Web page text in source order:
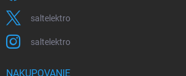
saltelektro
saltelektro
NAKUPOVANIE